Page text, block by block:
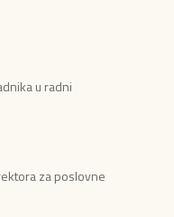
u radni
za poslovne